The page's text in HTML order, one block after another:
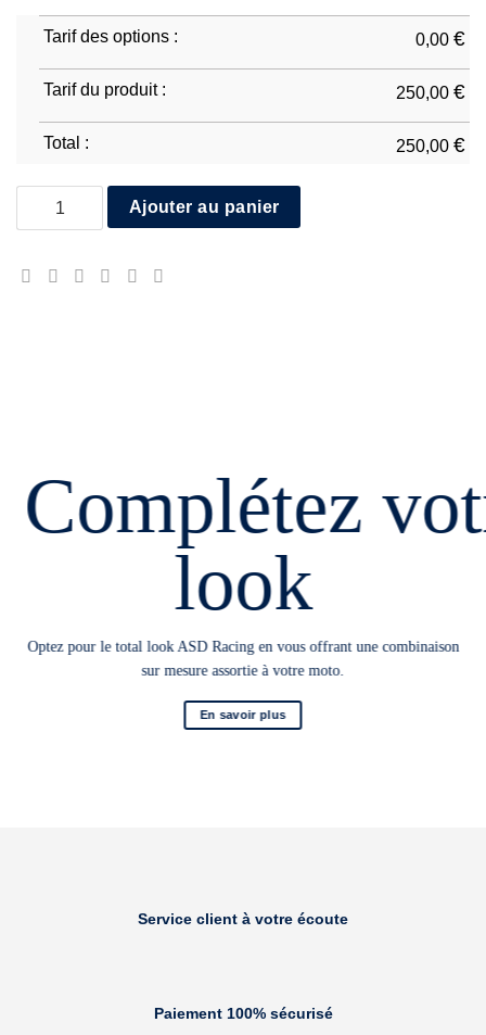
Tarif des options : 0,00 €
Tarif du produit : 250,00 €
Total : 250,00 €
quantité de Yamaha R1 2007/08
Ajouter au panier
Complétez
look
Optez pour le total look ASD Racing en vous offrant une combinaison
sur mesure assortie à votre moto.
En savoir plus
Service client à votre écoute
Paiement 100% sécurisé